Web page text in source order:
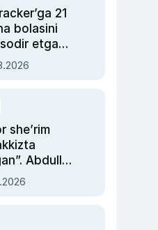
21
bolasini
etgan
o‘qildi
she’rim
Abdulla